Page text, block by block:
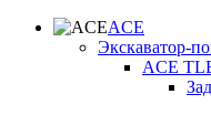
ACE
Экскаватор-
ACE